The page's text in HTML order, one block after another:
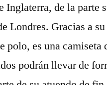
Inglaterra, de la parte
Londres. Gracias a
polo, es una camiseta
podrán llevar de